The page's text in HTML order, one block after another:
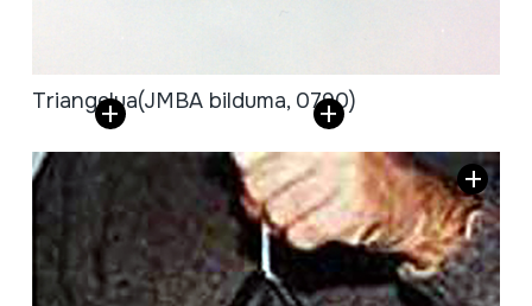
Triangelua(JMBA bilduma, 0790)